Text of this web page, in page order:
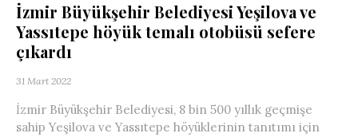
İzmir Büyükşehir Belediyesi Yeşilova ve
Yassıtepe höyük temalı otobüsü sefere
çıkardı
31 Mart 2022
İzmir Büyükşehir Belediyesi, 8 bin 500 yıllık geçmişe
sahip Yeşilova ve Yassıtepe höyüklerinin tanıtımı için